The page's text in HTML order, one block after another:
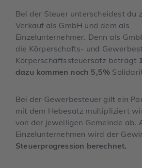
Bei der Steuer unterscheidest du
Verkauf als GmbH und dem als
Einzelunternehmer. Denn als
die Körperschafts- und
Körperschaftssteuersatz beträgt
dazu kommen noch 5,5%
Bei der Gewerbesteuer gilt ein
mit dem Hebesatz multipliziert
von der jeweiligen Gemeinde ab.
Einzelunternehmen wird der
Steuerprogression berechnet.